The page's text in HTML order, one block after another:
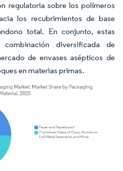
regulatoria sobre los polímeros
los recubrimientos de base
total. En conjunto, estas
combinación diversificada de
de envases asépticos de
en materias primas.